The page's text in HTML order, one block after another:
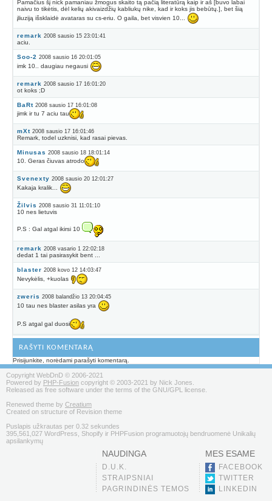
Pamačius šį nick pamaniau žmogus skaito tą pačią literatūrą kaip ir aš [buvo labai
naivu to tikėtis, dėl kelių akivaizdžių kabliukų nike, kad ir koks jis bebūtų.], bet šią
įliuziją išsklaidė avataras su cs-eriu. O gaila, bet visvien 10...
remark 2008 sausio 15 23:01:41
aciu.
Soo-2 2008 sausio 16 20:01:05
imk 10.. daugiau negausi
remark 2008 sausio 17 16:01:20
ot koks ;D
BaRt 2008 sausio 17 16:01:08
jimk ir tu 7 aciu tau
mXt 2008 sausio 17 16:01:46
Remark, todel uzknisi, kad rasai pievas.
Minusas 2008 sausio 18 18:01:14
10. Geras čiuvas atrodo
Svenexty 2008 sausio 20 12:01:27
Kakaja kralik...
Žilvis 2008 sausio 31 11:01:10
10 nes lietuvis
P.S : Gal atgal ikirsi 10
remark 2008 vasario 1 22:02:18
dedat 1 tai pasirasykit bent ...
blaster 2008 kovo 12 14:03:47
Nevykėlis, +kuolas
zweris 2008 balandžio 13 20:04:45
10 tau nes blaster asilas yra
P.S atgal gal duosi
RAŠYTI KOMENTARĄ
Prisijunkite, norėdami parašyti komentarą.
Copyright WebDnD © 2006-2021
Powered by PHP-Fusion copyright © 2003-2021 by Nick Jones.
Released as free software under the terms of the GNU/GPL license.
Renewed theme by Creatium
Created on structure of Revision theme
Puslapis užkrautas per 0.32 sekundes
395,561,027 WordPress, Shopify ir PHPFusion programuotojų bendruomenė Unikalių
apsilankymų
NAUDINGA
D.U.K.
STRAIPSNIAI
PAGRINDINĖS TEMOS
MES ESAME
FACEBOOK
TWITTER
LINKEDIN